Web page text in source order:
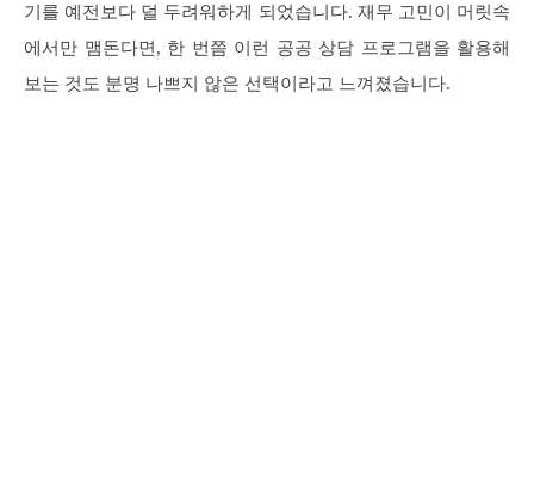
기를 예전보다 덜 두려워하게 되었습니다. 재무 고민이 머릿속
에서만 맴돈다면, 한 번쯤 이런 공공 상담 프로그램을 활용해
보는 것도 분명 나쁘지 않은 선택이라고 느껴졌습니다.